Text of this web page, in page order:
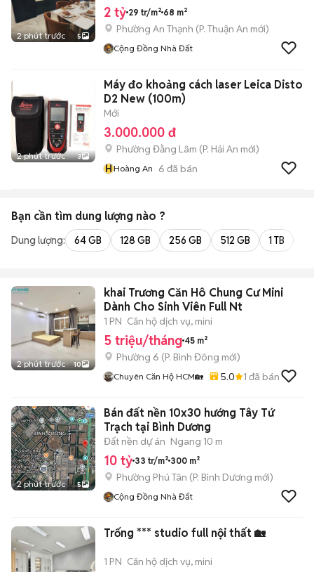
2 phút trước 5
2 tỷ 29 tr/m² 68 m²
Phường An Thạnh (P. Thuận An mới)
Cộng Đồng Nhà Đất
2 phút trước 3
Máy đo khoảng cách laser Leica Disto
D2 New (100m)
Mới
3.000.000 đ
Phường Đằng Lâm (P. Hải An mới)
HHoàng An 6 đã bán
Bạn cần tìm dung lượng nào ?
Dung lượng: 64 GB 128 GB 256 GB 512 GB 1 TB
2 phút trước 10
khai Trương Căn Hô Chung Cư Mini
Dành Cho Sinh Viên Full Nt
1 PN Căn hộ dịch vụ, mini
5 triệu/tháng 45 m²
Phường 6 (P. Bình Đông mới)
Chuyên Căn Hộ HCM🏡 5.0 1 đã bán
2 phút trước 5
Bán đất nền 10x30 hướng Tây Tứ
Trạch tại Bình Dương
Đất nền dự án Ngang 10 m
10 tỷ 33 tr/m² 300 m²
Phường Phú Tân (P. Bình Dương mới)
Cộng Đồng Nhà Đất
Trống *** studio full nội thất 🏡
1 PN Căn hộ dịch vụ, mini